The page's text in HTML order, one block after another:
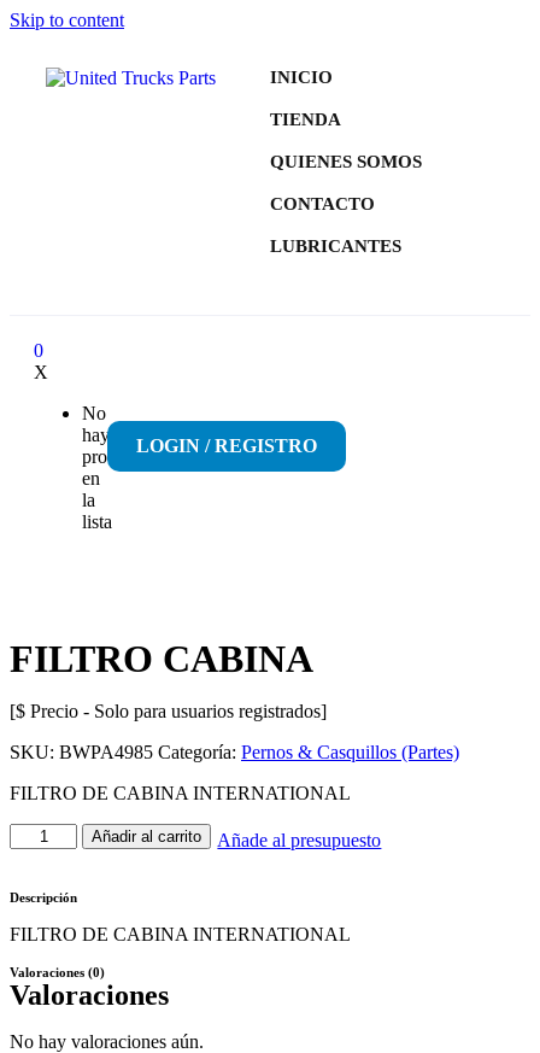
Skip to content
INICIO
TIENDA
QUIENES SOMOS
CONTACTO
LUBRICANTES
0
X
No
hay
productos
en
la
lista
LOGIN / REGISTRO
FILTRO CABINA
[$ Precio - Solo para usuarios registrados]
SKU: BWPA4985 Categoría: Pernos & Casquillos (Partes)
FILTRO DE CABINA INTERNATIONAL
Añadir al carrito Añade al presupuesto
Descripción
FILTRO DE CABINA INTERNATIONAL
Valoraciones (0)
Valoraciones
No hay valoraciones aún.